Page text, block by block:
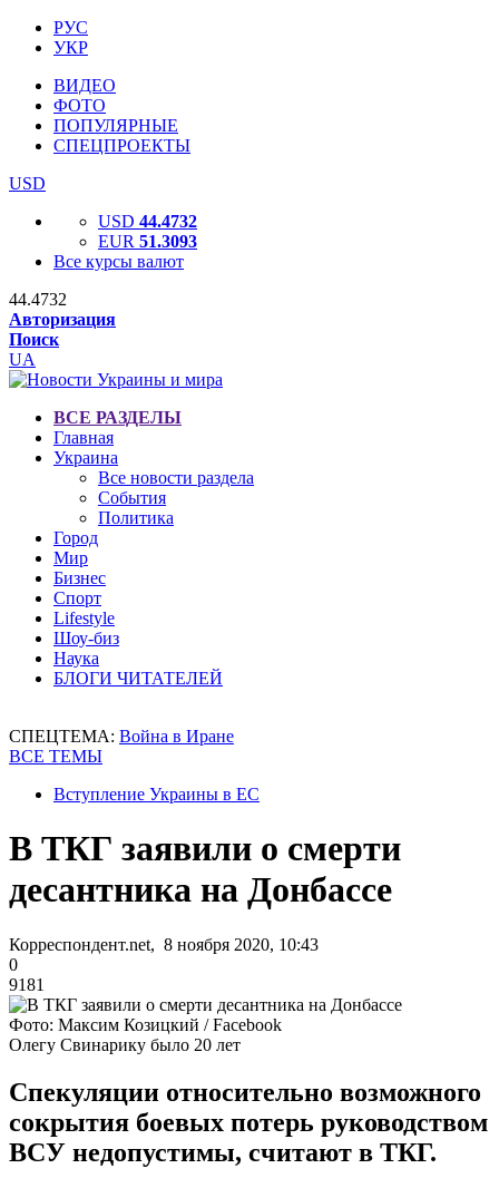
РУС
УКР
ВИДЕО
ФОТО
ПОПУЛЯРНЫЕ
СПЕЦПРОЕКТЫ
USD
USD 44.4732
EUR 51.3093
Все курсы валют
44.4732
Авторизация
Поиск
UA
ВСЕ РАЗДЕЛЫ
Главная
Украина
Все новости раздела
События
Политика
Город
Мир
Бизнес
Спорт
Lifestyle
Шоу-биз
Наука
БЛОГИ ЧИТАТЕЛЕЙ
СПЕЦТЕМА: Война в Иране
ВСЕ ТЕМЫ
Вступление Украины в ЕС
В ТКГ заявили о смерти
десантника на Донбассе
Корреспондент.net, 8 ноября 2020, 10:43
0
9181
Фото: Максим Козицкий / Facebook
Олегу Свинарику было 20 лет
Спекуляции относительно возможного
сокрытия боевых потерь руководством
ВСУ недопустимы, считают в ТКГ.